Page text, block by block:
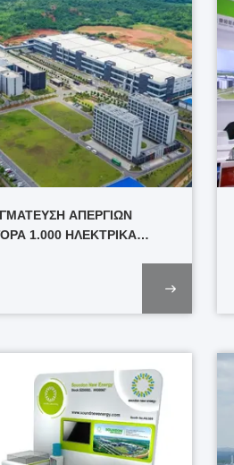
ΑΠΕΡΓΙΩΝ
1.000 ΗΛΕΚΤΡΙΚΑ